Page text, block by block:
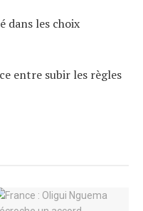
dans les choix
entre subir les règles